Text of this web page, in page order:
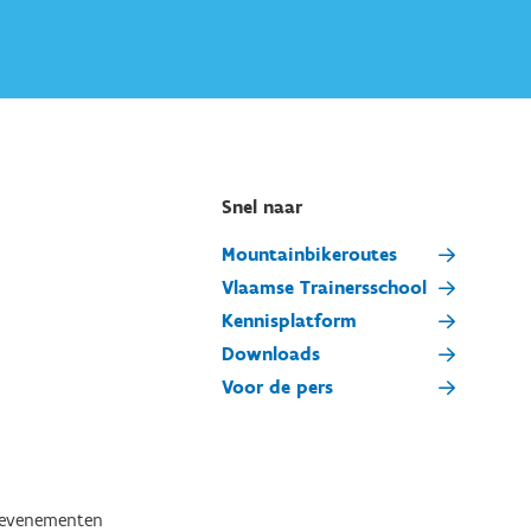
Snel naar
Mountainbikeroutes
Vlaamse Trainersschool
Kennisplatform
Downloads
Voor de pers